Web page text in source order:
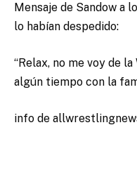
Mensaje de Sandow a
lo habían despedido:
“Relax, no me voy de
algún tiempo con la
info de